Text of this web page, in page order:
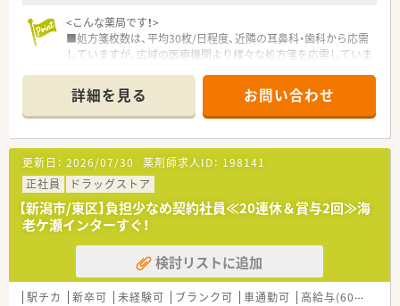
■大手グループの安定した経営基盤と手厚い福利厚生の恩恵を
受けながら、新潟県内で腰を据えて長く働き続けたい方に最適な
求人です。
■小児科や泌尿器科、眼科など複数の科目を経験して薬剤師とし
ての知見を広げたい方や、ブランクがあり丁寧な指導を求める方
に最適です。
■将来的に管理職や本部業務など多岐にわたるキャリアを経験
したいという、向上心をお持ちの薬剤師の方には非常に魅力的な
環境です。
<こんな薬局です！>
■処方箋枚数は、平均30枚/日程度、近隣の耳鼻科・歯科から応需
していますが、広域の医療機関より様々な処方箋を応需していま
■在籍薬剤師は3名！少人数で安定してご勤務したい方はおすす
めです！
■在宅もおこなっている店舗の為、在宅業務も経験できます。
<こんな会社です！>
・創業150年以上もの歴史があり北陸地域では店舗数･処方箋応
需枚数共にトップクラスの企業です。・経験に左右されることな
く、まずは「働く時間数（8or9時間）」で年収が選択できる点が特
徴的です！
・設立以来、37年連続増収、店舗数は840店舗程、その中で調剤併
設店は470店舗ほど
あり、調剤併設率は56％になります！
・経営理念としては、健康と美と衛生を通じての社会貢献を掲げ
ている会社です。
詳細を見る お問い合わせ
更新日： 2026/07/30 薬剤師求人ID： 198141
正社員
ドラッグストア
【新潟市/東区】負担少なめ契約社員≪20連休＆賞与2回≫海
老ケ瀬インターすぐ！
検討リストに追加
駅チカ 新卒可 未経験可 ブランク可 車通勤可 高給与(600万円以上)